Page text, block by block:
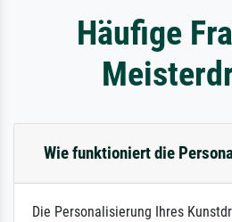
Häufige
Wie funktioniert die
Die Personalisierung Ihres